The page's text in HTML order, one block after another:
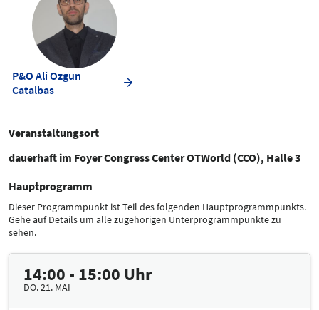
P&O Ali Ozgun
Catalbas
Veranstaltungsort
dauerhaft im Foyer Congress Center OTWorld (CCO), Halle 3
Hauptprogramm
Dieser Programmpunkt ist Teil des folgenden Hauptprogrammpunkts.
Gehe auf Details um alle zugehörigen Unterprogrammpunkte zu
sehen.
14:00 - 15:00 Uhr
DO. 21. MAI